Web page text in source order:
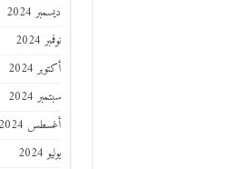
ديسمبر 2024
نوفمبر 2024
أكتوبر 2024
سبتمبر 2024
أغسطس 2024
يوليو 2024